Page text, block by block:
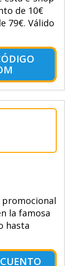
de 10€
79€. Válido
la famosa
hasta